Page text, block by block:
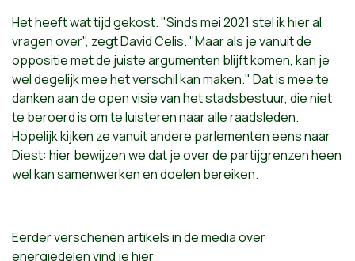
Het heeft wat tijd gekost. "Sinds mei 2021 stel ik hier al
vragen over", zegt David Celis. "Maar als je vanuit de
oppositie met de juiste argumenten blijft komen, kan je
wel degelijk mee het verschil kan maken." Dat is mee te
danken aan de open visie van het stadsbestuur, die niet
te beroerd is om te luisteren naar alle raadsleden.
Hopelijk kijken ze vanuit andere parlementen eens naar
Diest: hier bewijzen we dat je over de partijgrenzen heen
wel kan samenwerken en doelen bereiken.
Eerder verschenen artikels in de media over
energiedelen vind je hier: